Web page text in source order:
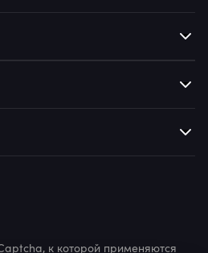
к которой применяются